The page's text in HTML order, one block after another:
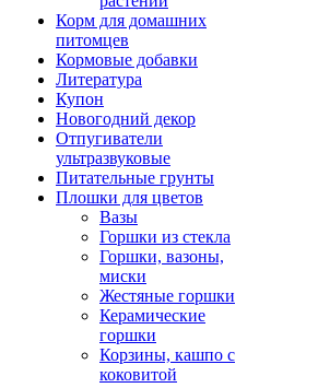
Корм для домашних
питомцев
Кормовые добавки
Литература
Купон
Новогодний декор
Отпугиватели
ультразвуковые
Питательные грунты
Плошки для цветов
Вазы
Горшки из стекла
Горшки, вазоны,
миски
Жестяные горшки
Керамические
горшки
Корзины, кашпо с
коковитой